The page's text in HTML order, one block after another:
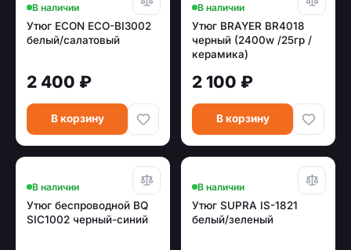
В наличии
Утюг ECON ECO-BI3002
белый/салатовый
2 400 ₽
В корзину
В наличии
Утюг BRAYER BR4018
черный (2400w /25гр /
керамика)
2 100 ₽
В корзину
В наличии
Утюг беспроводной BQ
SIC1002 черный-синий
В наличии
Утюг SUPRA IS-1821
белый/зеленый